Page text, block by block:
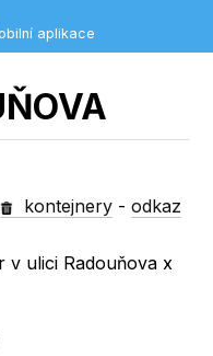
aplikace
kontejnery -odkaz
v ulici Radouňova x